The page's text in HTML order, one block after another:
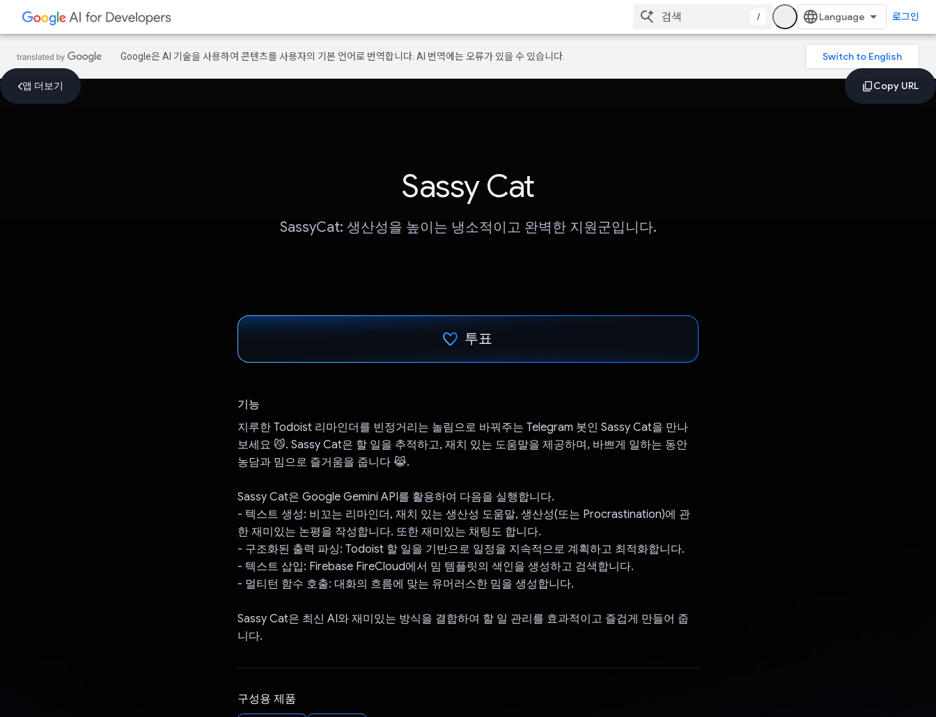
/ 로그인
Google은 AI 기술을 사용하여 콘텐츠를 사용자의 기본 언어로 번역합니다. AI 번역에는 오류가 있을 수 있습니다.
앱 더보기
Sassy Cat
SassyCat: 생산성을 높이는 냉소적이고 완벽한 지원군입니다.
투표
기능
지루한 Todoist 리마인더를 빈정거리는 놀림으로 바꿔주는 Telegram 봇인 Sassy Cat을 만나
보세요 😼. Sassy Cat은 할 일을 추적하고, 재치 있는 도움말을 제공하며, 바쁘게 일하는 동안
농담과 밈으로 즐거움을 줍니다 😹.
Sassy Cat은 Google Gemini API를 활용하여 다음을 실행합니다.
- 텍스트 생성: 비꼬는 리마인더, 재치 있는 생산성 도움말, 생산성(또는 Procrastination)에 관
한 재미있는 논평을 작성합니다. 또한 재미있는 채팅도 합니다.
- 구조화된 출력 파싱: Todoist 할 일을 기반으로 일정을 지속적으로 계획하고 최적화합니다.
- 텍스트 삽입: Firebase FireCloud에서 밈 템플릿의 색인을 생성하고 검색합니다.
- 멀티턴 함수 호출: 대화의 흐름에 맞는 유머러스한 밈을 생성합니다.
Sassy Cat은 최신 AI와 재미있는 방식을 결합하여 할 일 관리를 효과적이고 즐겁게 만들어 줍
니다.
구성용 제품